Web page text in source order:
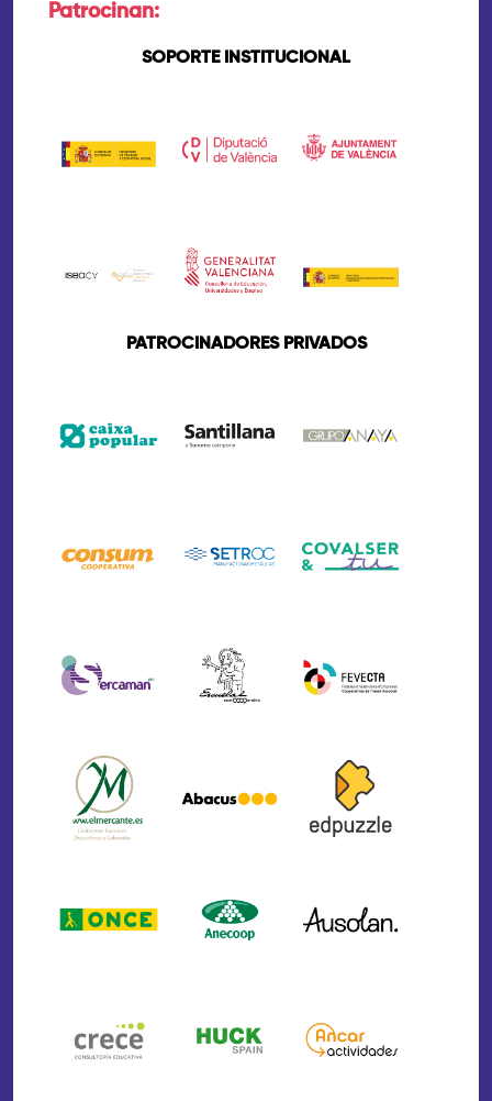
Patrocinan:
SOPORTE INSTITUCIONAL
PATROCINADORES PRIVADOS